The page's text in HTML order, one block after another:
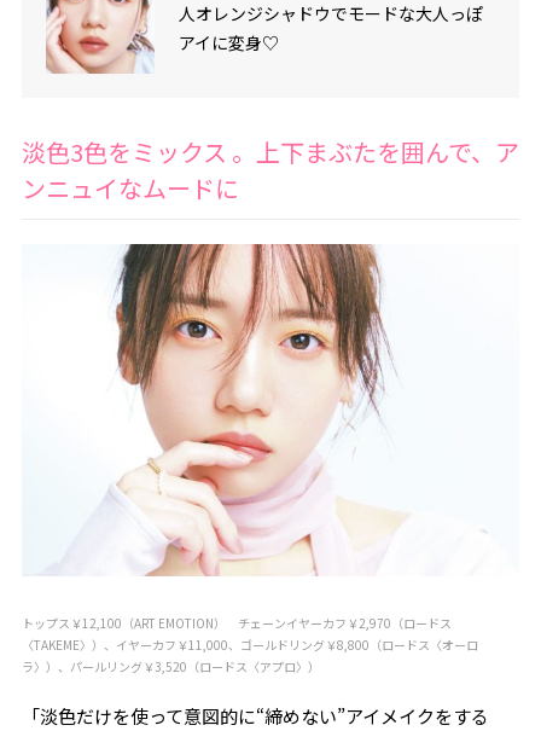
人オレンジシャドウでモードな大人っぽ
アイに変身♡
淡色3色をミックス 。上下まぶたを囲んで、ア
ンニュイなムードに
トップス￥12,100（ART EMOTION） チェーンイヤーカフ￥2,970（ロードス
〈TAKEME〉）、イヤーカフ￥11,000、ゴールドリング￥8,800（ロードス〈オーロ
ラ〉）、パールリング￥3,520（ロードス〈アプロ〉）
「淡色だけを使って意図的に“締めない”アイメイクをする